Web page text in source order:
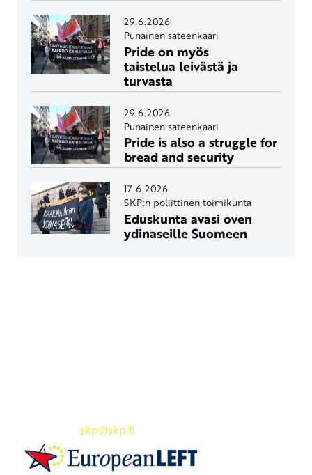
29.6.2026
Punainen sateenkaari
Pride on myös
taistelua leivästä ja
turvasta
29.6.2026
Punainen sateenkaari
Pride is also a struggle for
bread and security
17.6.2026
SKP:n poliittinen toimikunta
Eduskunta avasi oven
ydinaseille Suomeen
skp@skp.fi